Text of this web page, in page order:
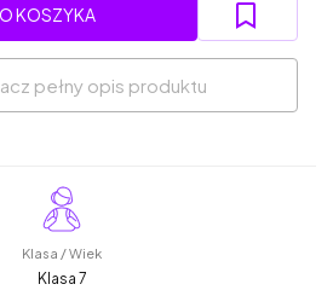
KOSZYKA
pełny opis produktu
Klasa / Wiek
Klasa 7